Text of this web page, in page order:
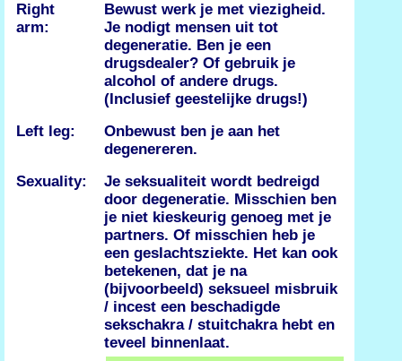
Right
arm:
Bewust werk je met viezigheid.
Je nodigt mensen uit tot
degeneratie. Ben je een
drugsdealer? Of gebruik je
alcohol of andere drugs.
(Inclusief geestelijke drugs!)
Left leg:
Onbewust ben je aan het
degenereren.
Sexuality:
Je seksualiteit wordt bedreigd
door degeneratie. Misschien ben
je niet kieskeurig genoeg met je
partners. Of misschien heb je
een geslachtsziekte. Het kan ook
betekenen, dat je na
(bijvoorbeeld) seksueel misbruik
/ incest een beschadigde
sekschakra / stuitchakra hebt en
teveel binnenlaat.